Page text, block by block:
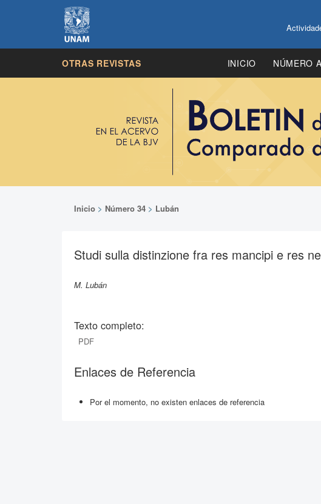
OTRAS REVISTAS INICIO NÚMERO
Inicio > Número 34 > Lubán
Studi sulla distinzione fra res mancipi e res
M. Lubán
Texto completo:
PDF
Enlaces de Referencia
Por el momento, no existen enlaces de referencia